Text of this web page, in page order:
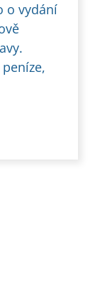
o vydání